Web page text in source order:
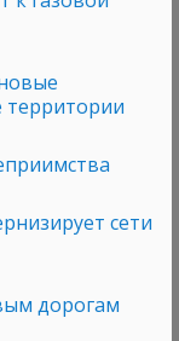
территории
сети
дорогам